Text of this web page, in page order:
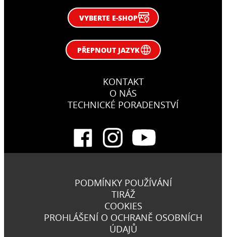
VYBERTE E-SHOP
PŘEPNOUT JAZYK
KONTAKT
O NÁS
TECHNICKÉ PORADENSTVÍ
PODMÍNKY POUŽÍVÁNÍ
TIRÁŽ
COOKIES
PROHLÁŠENÍ O OCHRANĚ OSOBNÍCH
ÚDAJŮ